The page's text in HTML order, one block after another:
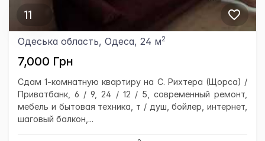
11
Одеська область, Одеса, 24 м2
7,000 Грн
Сдам 1-комнатную квартиру на С. Рихтера (Щорса) /
Приватбанк, 6 / 9, 24 / 12 / 5, современный ремонт,
мебель и бытовая техника, т / душ, бойлер, интернет,
шаговый балкон,...